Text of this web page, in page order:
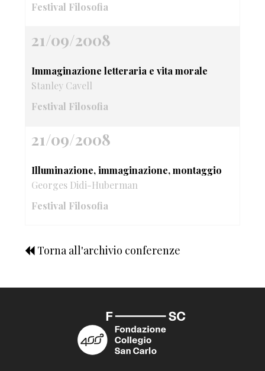
Festival Filosofia
21/09/2008
Immaginazione letteraria e vita morale
Stanley Cavell
Festival Filosofia
21/09/2008
Illuminazione, immaginazione, montaggio
Georges Didi-Huberman
Festival Filosofia
Torna all'archivio conferenze